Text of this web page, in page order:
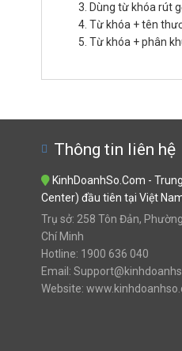
Thông tin liên hệ
KinhDoanhSo.Com -
Center) đầu tiên tại Việt
Trụ sở: 258 Tôn Đản,
Chí Minh
Hotline: 1900 636 040
Email:
Website:
Dùng từ khóa rút
Từ khóa + tên
Từ khóa + phân